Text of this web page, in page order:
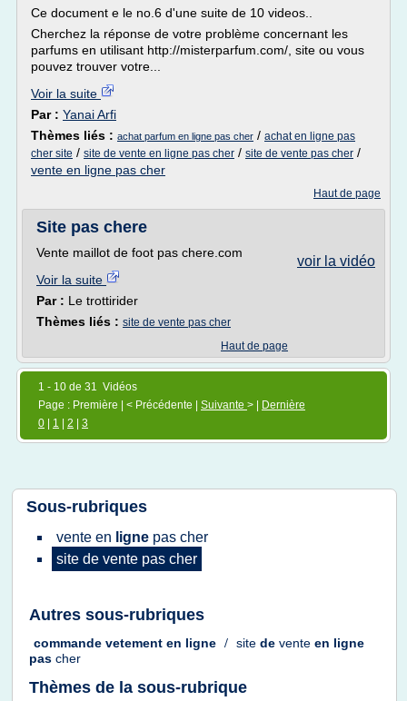
Ce document e le no.6 d'une suite de 10 videos..
Cherchez la réponse de votre problème concernant les
parfums en utilisant http://misterparfum.com/, site ou vous
pouvez trouver votre...
Voir la suite
Par : Yanai Arfi
Thèmes liés : achat parfum en ligne pas cher / achat en ligne pas
cher site / site de vente en ligne pas cher / site de vente pas cher /
vente en ligne pas cher
Haut de page
Site pas chere
voir la vidéo
Vente maillot de foot pas chere.com
Voir la suite
Par : Le trottirider
Thèmes liés : site de vente pas cher
Haut de page
1 - 10 de 31 Vidéos
Page : Première | < Précédente | Suivante > |
Dernière
0
1 2 3
Sous-rubriques
vente en ligne pas cher
site de vente pas cher
Autres sous-rubriques
commande vetement en ligne / site de vente en ligne
pas cher
Thèmes de la sous-rubrique